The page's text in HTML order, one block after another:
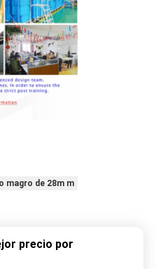
magro de 28m m
precio por